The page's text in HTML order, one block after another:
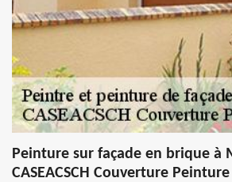
Peinture sur façade en brique à
CASEACSCH Couverture